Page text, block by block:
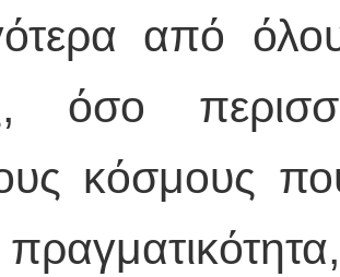
από
όσο
κόσμους